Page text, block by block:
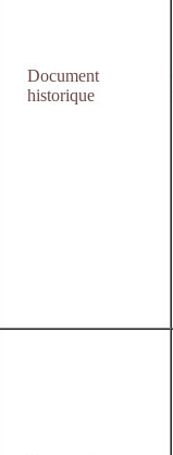
Document
historique